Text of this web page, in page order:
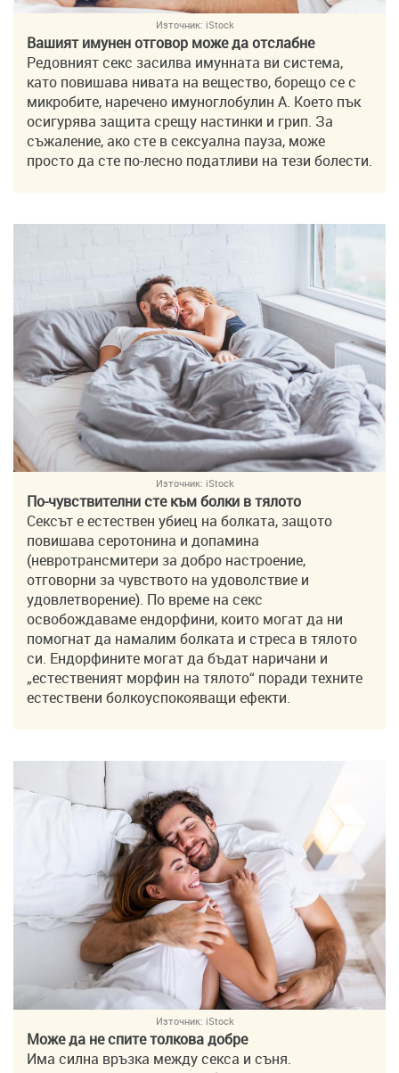
Източник: iStock
Вашият имунен отговор може да отслабне
Редовният секс засилва имунната ви система,
като повишава нивата на вещество, борещо се с
микробите, наречено имуноглобулин А. Което пък
осигурява защита срещу настинки и грип. За
съжаление, ако сте в сексуална пауза, може
просто да сте по-лесно податливи на тези болести.
Източник: iStock
По-чувствителни сте към болки в тялото
Сексът е естествен убиец на болката, защото
повишава серотонина и допамина
(невротрансмитери за добро настроение,
отговорни за чувството на удоволствие и
удовлетворение). По време на секс
освобождаваме ендорфини, които могат да ни
помогнат да намалим болката и стреса в тялото
си. Ендорфините могат да бъдат наричани и
„естественият морфин на тялото“ поради техните
естествени болкоуспокояващи ефекти.
Източник: iStock
Може да не спите толкова добре
Има силна връзка между секса и съня.